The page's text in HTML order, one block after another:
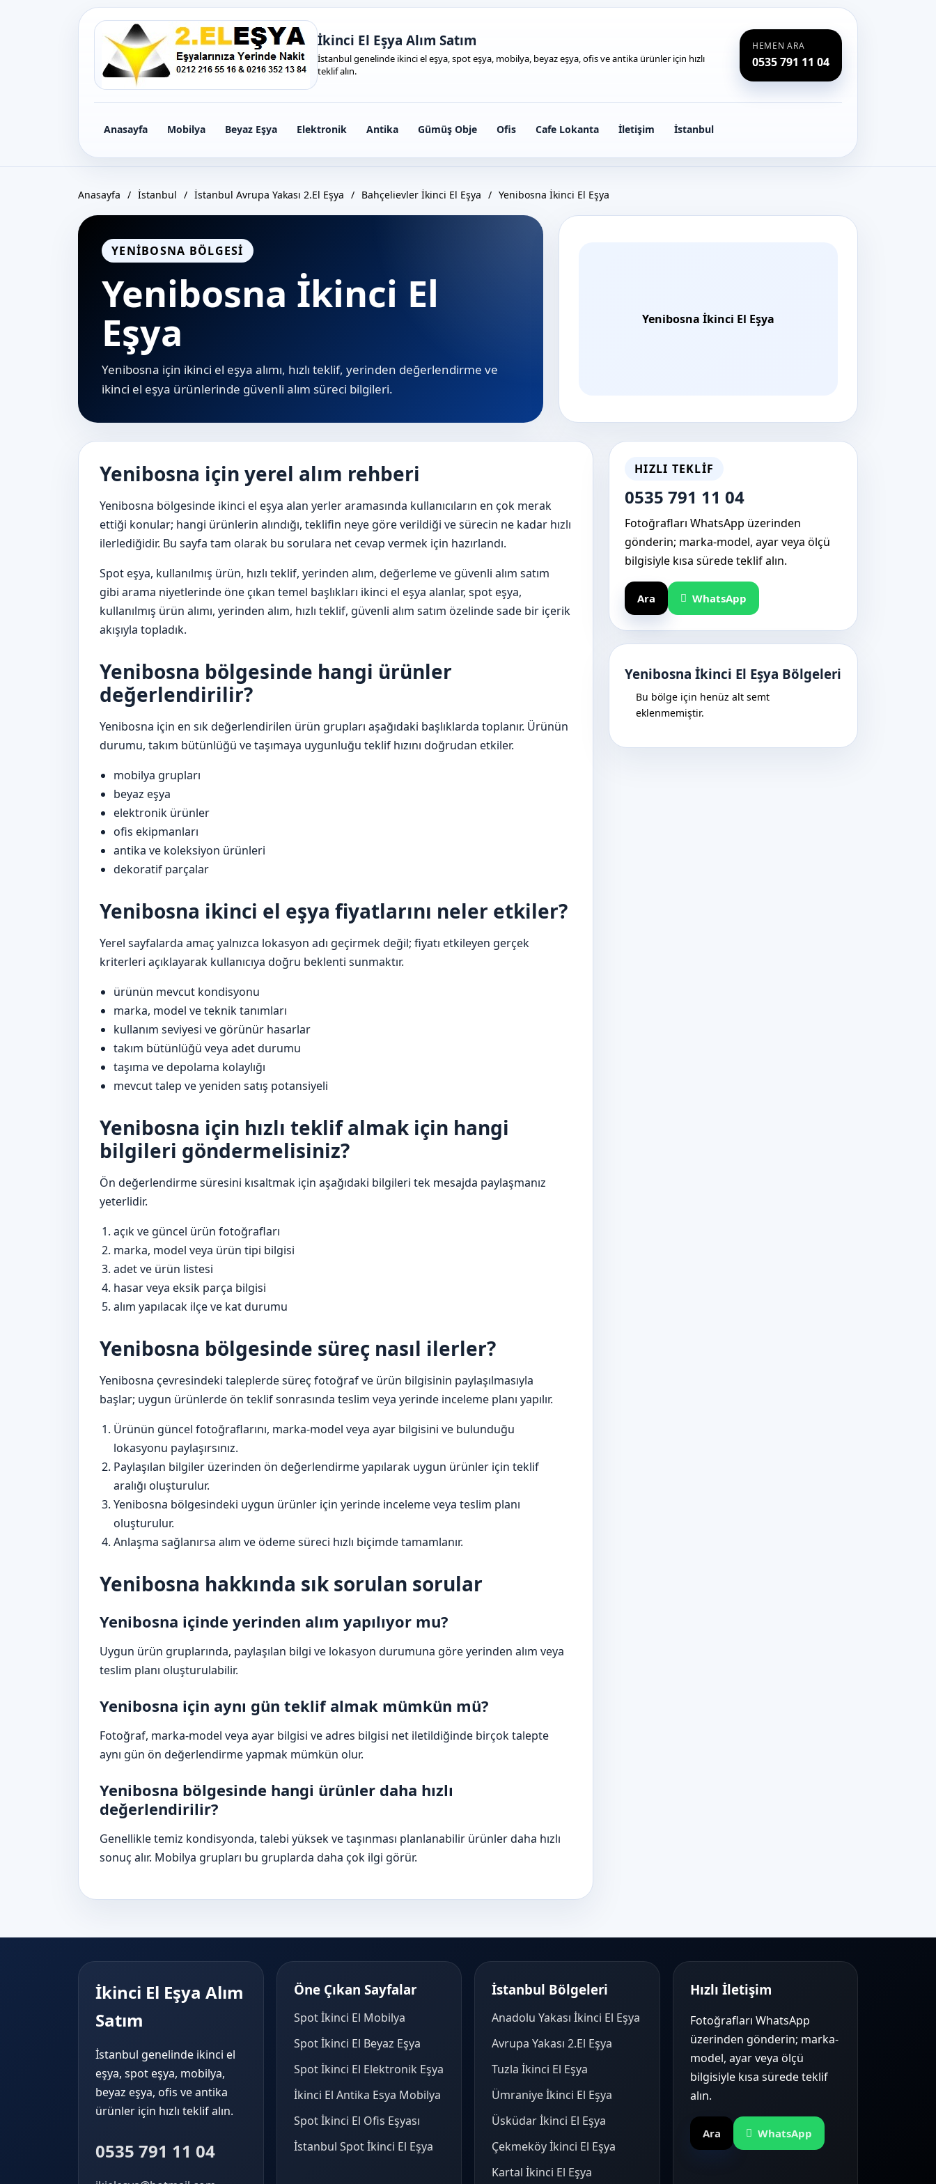
İkinci El Eşya Alım Satım
İstanbul genelinde ikinci el eşya, spot eşya, mobilya, beyaz eşya, ofis ve antika ürünler için hızlı
teklif alın.
Anasayfa Mobilya Beyaz Eşya Elektronik Antika Gümüş Obje Ofis Cafe Lokanta İletişim İstanbul
HEMEN ARA
0535 791 11 04
Anasayfa / İstanbul / İstanbul Avrupa Yakası 2.El Eşya / Bahçelievler İkinci El Eşya / Yenibosna İkinci El Eşya
YENIBOSNA BÖLGESI
Yenibosna İkinci El
Eşya
Yenibosna için ikinci el eşya alımı, hızlı teklif, yerinden değerlendirme ve
i̇kinci el eşya ürünlerinde güvenli alım süreci bilgileri.
Yenibosna İkinci El Eşya
Yenibosna için yerel alım rehberi
Yenibosna bölgesinde ikinci el eşya alan yerler aramasında kullanıcıların en çok merak
ettiği konular; hangi ürünlerin alındığı, teklifin neye göre verildiği ve sürecin ne kadar hızlı
ilerlediğidir. Bu sayfa tam olarak bu sorulara net cevap vermek için hazırlandı.
Spot eşya, kullanılmış ürün, hızlı teklif, yerinden alım, değerleme ve güvenli alım satım
gibi arama niyetlerinde öne çıkan temel başlıkları ikinci el eşya alanlar, spot eşya,
kullanılmış ürün alımı, yerinden alım, hızlı teklif, güvenli alım satım özelinde sade bir içerik
akışıyla topladık.
Yenibosna bölgesinde hangi ürünler
değerlendirilir?
Yenibosna için en sık değerlendirilen ürün grupları aşağıdaki başlıklarda toplanır. Ürünün
durumu, takım bütünlüğü ve taşımaya uygunluğu teklif hızını doğrudan etkiler.
mobilya grupları
beyaz eşya
elektronik ürünler
ofis ekipmanları
antika ve koleksiyon ürünleri
dekoratif parçalar
Yenibosna ikinci el eşya fiyatlarını neler etkiler?
Yerel sayfalarda amaç yalnızca lokasyon adı geçirmek değil; fiyatı etkileyen gerçek
kriterleri açıklayarak kullanıcıya doğru beklenti sunmaktır.
ürünün mevcut kondisyonu
marka, model ve teknik tanımları
kullanım seviyesi ve görünür hasarlar
takım bütünlüğü veya adet durumu
taşıma ve depolama kolaylığı
mevcut talep ve yeniden satış potansiyeli
Yenibosna için hızlı teklif almak için hangi
bilgileri göndermelisiniz?
Ön değerlendirme süresini kısaltmak için aşağıdaki bilgileri tek mesajda paylaşmanız
yeterlidir.
açık ve güncel ürün fotoğrafları
marka, model veya ürün tipi bilgisi
adet ve ürün listesi
hasar veya eksik parça bilgisi
alım yapılacak ilçe ve kat durumu
Yenibosna bölgesinde süreç nasıl ilerler?
Yenibosna çevresindeki taleplerde süreç fotoğraf ve ürün bilgisinin paylaşılmasıyla
başlar; uygun ürünlerde ön teklif sonrasında teslim veya yerinde inceleme planı yapılır.
Ürünün güncel fotoğraflarını, marka-model veya ayar bilgisini ve bulunduğu
lokasyonu paylaşırsınız.
Paylaşılan bilgiler üzerinden ön değerlendirme yapılarak uygun ürünler için teklif
aralığı oluşturulur.
Yenibosna bölgesindeki uygun ürünler için yerinde inceleme veya teslim planı
oluşturulur.
Anlaşma sağlanırsa alım ve ödeme süreci hızlı biçimde tamamlanır.
Yenibosna hakkında sık sorulan sorular
Yenibosna içinde yerinden alım yapılıyor mu?
Uygun ürün gruplarında, paylaşılan bilgi ve lokasyon durumuna göre yerinden alım veya
teslim planı oluşturulabilir.
Yenibosna için aynı gün teklif almak mümkün mü?
Fotoğraf, marka-model veya ayar bilgisi ve adres bilgisi net iletildiğinde birçok talepte
aynı gün ön değerlendirme yapmak mümkün olur.
Yenibosna bölgesinde hangi ürünler daha hızlı
değerlendirilir?
Genellikle temiz kondisyonda, talebi yüksek ve taşınması planlanabilir ürünler daha hızlı
sonuç alır. Mobilya grupları bu gruplarda daha çok ilgi görür.
HIZLI TEKLIF
0535 791 11 04
Fotoğrafları WhatsApp üzerinden
gönderin; marka-model, ayar veya ölçü
bilgisiyle kısa sürede teklif alın.
Ara WhatsApp
Yenibosna İkinci El Eşya Bölgeleri
Bu bölge için henüz alt semt
eklenmemiştir.
İkinci El Eşya Alım
Satım
İstanbul genelinde ikinci el
eşya, spot eşya, mobilya,
beyaz eşya, ofis ve antika
ürünler için hızlı teklif alın.
0535 791 11 04
Öne Çıkan Sayfalar
Spot İkinci El Mobilya
Spot İkinci El Beyaz Eşya
Spot İkinci El Elektronik Eşya
İkinci El Antika Esya Mobilya
Spot İkinci El Ofis Eşyası
İstanbul Spot İkinci El Eşya
İstanbul Bölgeleri
Anadolu Yakası İkinci El Eşya
Avrupa Yakası 2.El Eşya
Tuzla İkinci El Eşya
Ümraniye İkinci El Eşya
Üsküdar İkinci El Eşya
Çekmeköy İkinci El Eşya
Kartal İkinci El Eşya
Hızlı İletişim
Fotoğrafları WhatsApp
üzerinden gönderin; marka-
model, ayar veya ölçü
bilgisiyle kısa sürede teklif
alın.
Ara WhatsApp